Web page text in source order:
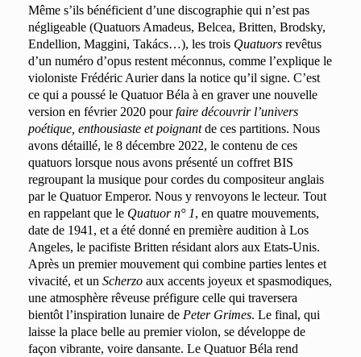
Même s’ils bénéficient d’une discographie qui n’est pas
négligeable (Quatuors Amadeus, Belcea, Britten, Brodsky,
Endellion, Maggini, Takács…), les trois Quatuors revêtus
d’un numéro d’opus restent méconnus, comme l’explique le
violoniste Frédéric Aurier dans la notice qu’il signe. C’est
ce qui a poussé le Quatuor Béla à en graver une nouvelle
version en février 2020 pourfaire découvrir l’univers
poétique, enthousiaste et poignantde ces partitions. Nous
avons détaillé, le 8 décembre 2022, le contenu de ces
quatuors lorsque nous avons présenté un coffret BIS
regroupant la musique pour cordes du compositeur anglais
par le Quatuor Emperor. Nous y renvoyons le lecteur. Tout
en rappelant que le Quatuor n° 1, en quatre mouvements,
date de 1941, et a été donné en première audition à Los
Angeles, le pacifiste Britten résidant alors aux Etats-Unis.
Après un premier mouvement qui combine parties lentes et
vivacité, et un Scherzo aux accents joyeux et spasmodiques,
une atmosphère rêveuse préfigure celle qui traversera
bientôt l’inspiration lunaire de Peter Grimes. Le final, qui
laisse la place belle au premier violon, se développe de
façon vibrante, voire dansante. Le Quatuor Béla rend